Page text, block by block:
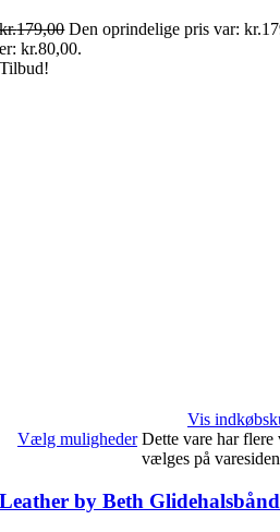
kr.179,00 Den oprindelige pris var:
er: kr.80,00.
Tilbud!
Vis
Vælg muligheder Dette vare har flere
vælges på varesiden
Leather by Beth